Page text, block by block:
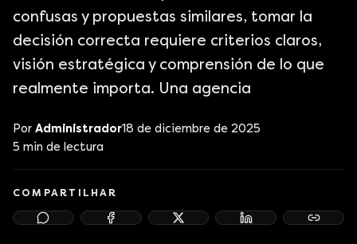
confusas y propuestas similares, tomar la
decisión correcta requiere criterios claros,
visión estratégica y comprensión de lo que
realmente importa. Una agencia
Por Administrador18 de diciembre de 2025
5 min de lectura
COMPARTILHAR